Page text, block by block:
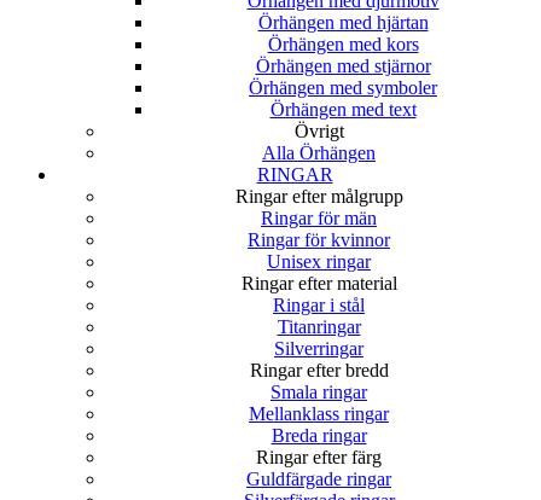
Örhängen med hjärtan
Örhängen med kors
Örhängen med stjärnor
Örhängen med symboler
Örhängen med text
Övrigt
Alla Örhängen
RINGAR
Ringar efter målgrupp
Ringar för män
Ringar för kvinnor
Unisex ringar
Ringar efter material
Ringar i stål
Titanringar
Silverringar
Ringar efter bredd
Smala ringar
Mellanklass ringar
Breda ringar
Ringar efter färg
Guldfärgade ringar